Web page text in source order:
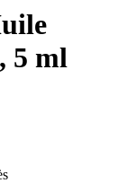
5 ml